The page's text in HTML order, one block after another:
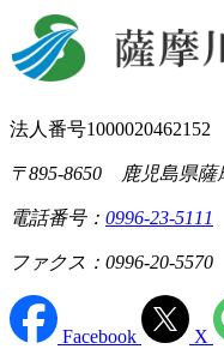
法人番号1000020462152
〒895-8650 鹿児島県薩
電話番号： 0996-23-5111
ファクス：0996-20-5570
Facebook X